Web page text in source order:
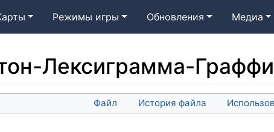
Режимы игры Обновления Медиа
Лексиграмма-
Файл История файла